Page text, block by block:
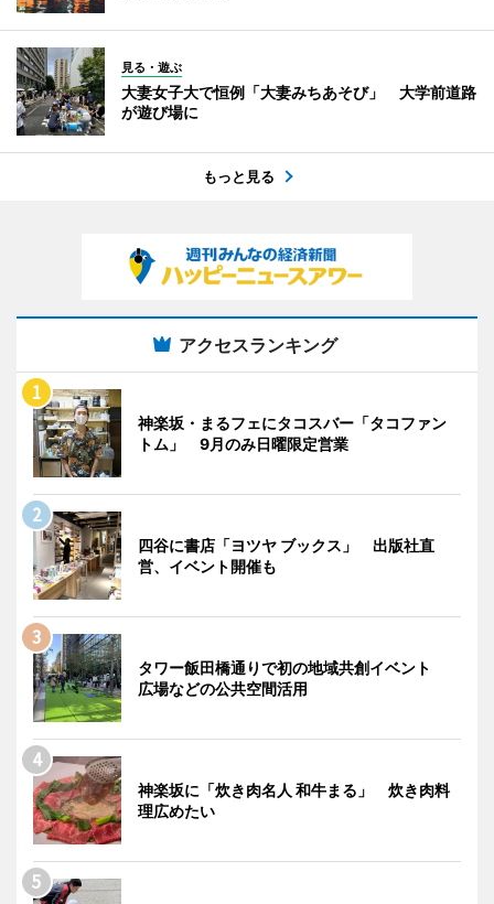
見る・遊ぶ
大妻女子大で恒例「大妻みちあそび」 大学前道路
が遊び場に
もっと見る
アクセスランキング
神楽坂・まるフェにタコスバー「タコファン
トム」 9月のみ日曜限定営業
四谷に書店「ヨツヤ ブックス」 出版社直
営、イベント開催も
タワー飯田橋通りで初の地域共創イベント
広場などの公共空間活用
神楽坂に「炊き肉名人 和牛まる」 炊き肉料
理広めたい